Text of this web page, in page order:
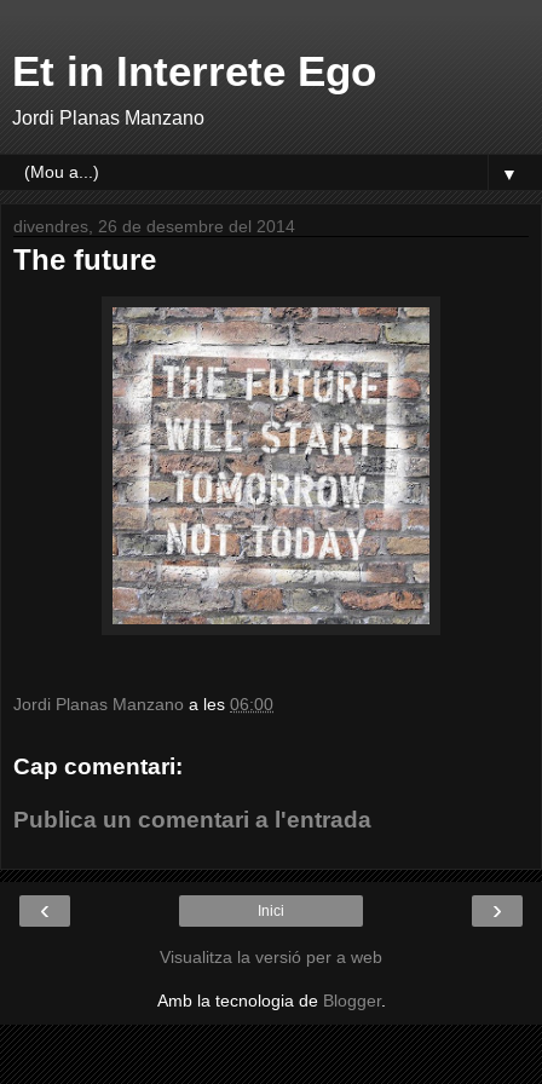
Et in Interrete Ego
Jordi Planas Manzano
▼
divendres, 26 de desembre del 2014
The future
Jordi Planas Manzano a les 06:00
Cap comentari:
Publica un comentari a l'entrada
‹ ›
Inici
Visualitza la versió per a web
Amb la tecnologia de Blogger.